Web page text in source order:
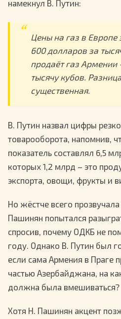
намекнул В. Путин:
Цены на газ в
600 долларов за
продаёт газ Армении
тысячу кубов.
существенная.
В. Путин назвал цифры
товарооборота, напомнив,
показатель составлял 6,5
которых 1,2 млрд – это
экспорта, овощи, фрукты и
Но жёстче всего
Пашинян попытался
спросив, почему ОДКБ не
году. Однако В. Путин был
если сама Армения в Праге
частью Азербайджана, на
должна была вмешиваться?
Хотя Н. Пашинян акцент